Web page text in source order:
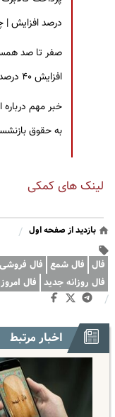
درصد افزایش |
صفر تا صد
افزایش ۴۰ درصدی حقوق بازنشستگان
خبر مهم
به حقوق
لینک های کمکی
بازدید از صفحه اول /
فال فال شمع فال فروشی
فال روزانه جدید فال
/
اخبار مرتبط